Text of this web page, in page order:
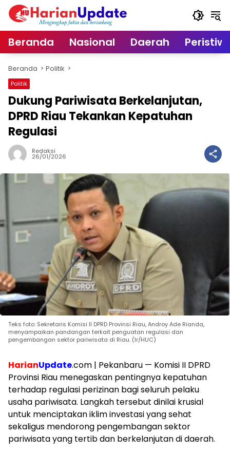
Langsung
Beranda Nasional Daerah
Beranda Politik
Politik
Dukung Pariwisata Berkelanjutan,
DPRD Riau Tekankan Kepatuhan
Regulasi
Redaksi
26/01/2026
Teks foto: Sekretaris Komisi II DPRD Provinsi Riau, Androy Ade Rianda,
menyampaikan pandangan terkait penguatan regulasi dan
pengembangan sektor pariwisata di Riau. (Ir/HUC)
HarianUpdate.com | Pekanbaru — Komisi II DPRD
Provinsi Riau menegaskan pentingnya kepatuhan
terhadap regulasi perizinan bagi seluruh pelaku
usaha pariwisata. Langkah tersebut dinilai krusial
untuk menciptakan iklim investasi yang sehat
sekaligus mendorong pengembangan sektor
pariwisata yang tertib dan berkelanjutan di daerah.